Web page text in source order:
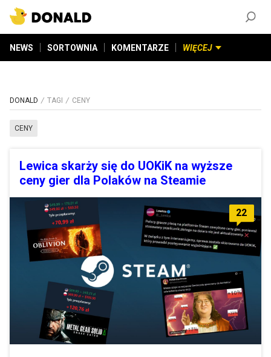
NEWS SORTOWNIA KOMENTARZE WIĘCEJ
DONALD TAGI CENY
CENY
Lewica skarży się do UOKiK na wyższe
ceny gier dla Polaków na Steamie
22